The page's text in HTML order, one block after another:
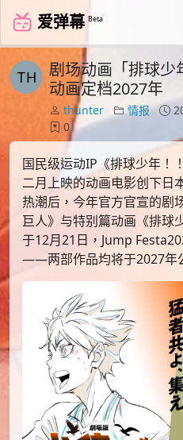
爱弹幕 Beta
剧场动画「排球少
动画定档2027年
thunter 情报
0
国民级运动IP《排球少年！
二月上映的动画电影创下日
热潮后，今年官方官宣的剧
巨人》与特别篇动画《排球
于12月21日，Jump
——两部作品均将于2027年